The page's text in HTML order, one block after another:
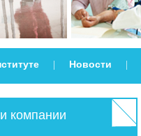
Новости
компании